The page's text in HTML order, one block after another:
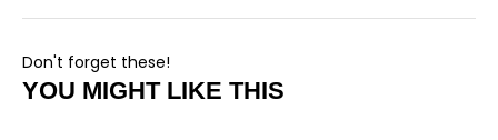
Don't forget these!
YOU MIGHT LIKE THIS